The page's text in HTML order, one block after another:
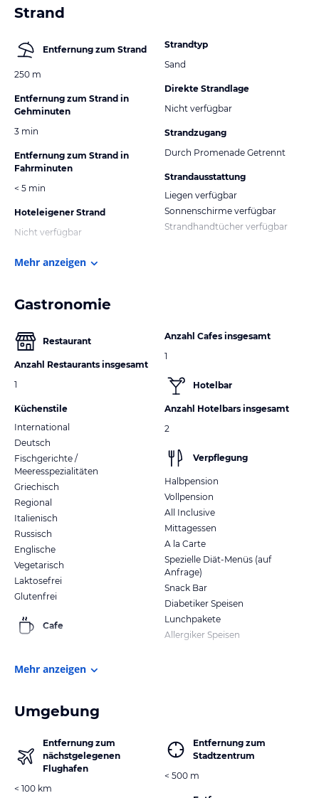
Strand
Entfernung zum Strand
250 m
Entfernung zum Strand in
Gehminuten
3 min
Entfernung zum Strand in
Fahrminuten
< 5 min
Hoteleigener Strand
Nicht verfügbar
Strandtyp
Sand
Direkte Strandlage
Nicht verfügbar
Strandzugang
Durch Promenade Getrennt
Strandausstattung
Liegen verfügbar
Sonnenschirme verfügbar
Strandhandtücher verfügbar
Mehr anzeigen
Gastronomie
Restaurant
Anzahl Restaurants insgesamt
1
Küchenstile
International
Deutsch
Fischgerichte /
Meeresspezialitäten
Griechisch
Regional
Italienisch
Russisch
Englische
Vegetarisch
Laktosefrei
Glutenfrei
Cafe
Anzahl Cafes insgesamt
1
Hotelbar
Anzahl Hotelbars insgesamt
2
Verpflegung
Halbpension
Vollpension
All Inclusive
Mittagessen
A la Carte
Spezielle Diät-Menüs (auf
Anfrage)
Snack Bar
Diabetiker Speisen
Lunchpakete
Allergiker Speisen
Mehr anzeigen
Umgebung
Entfernung zum
nächstgelegenen
Flughafen
< 100 km
Entfernung zum
Stadtzentrum
< 500 m